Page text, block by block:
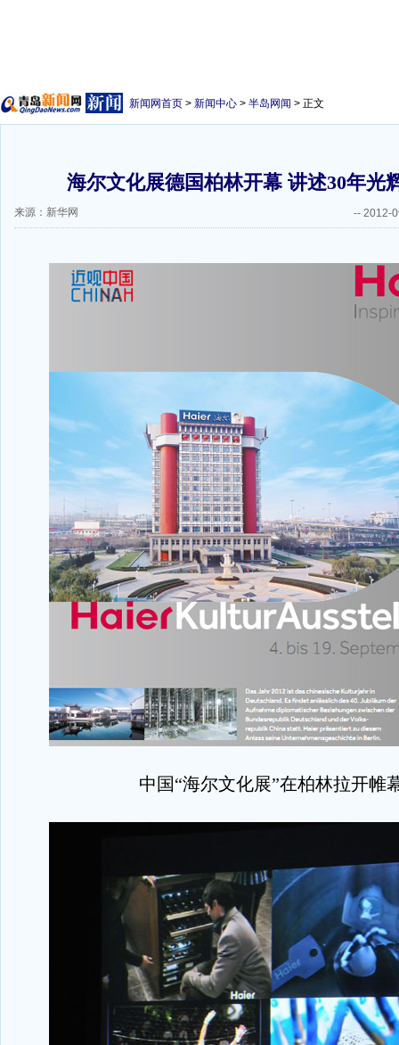
新闻网首页 > 新闻中心 > 半岛网闻 > 正文
海尔文化展德国柏林开幕 讲述30年光
来源：新华网 -- 2012-
中国“海尔文化展”在柏林拉开帷